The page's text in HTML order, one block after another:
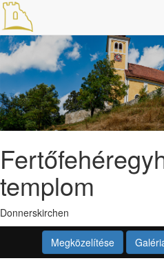
templom
Donnerskirchen
Megközelítése